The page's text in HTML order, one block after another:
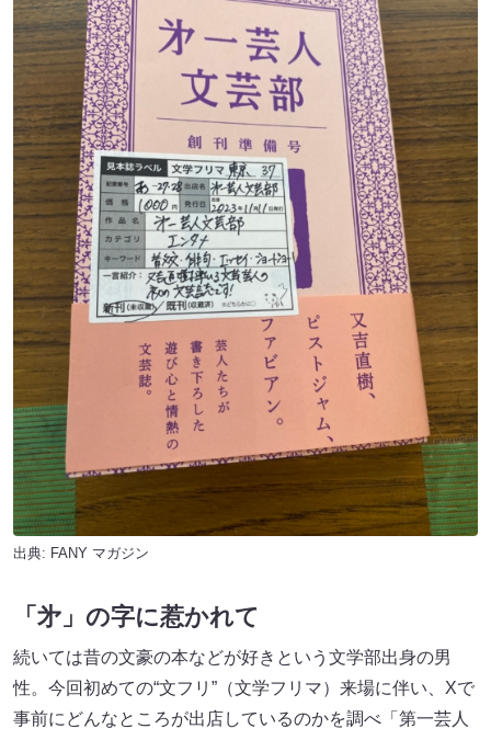
出典: FANY マガジン
「㐧」の字に惹かれて
続いては昔の文豪の本などが好きという文学部出身の男
性。今回初めての“文フリ”（文学フリマ）来場に伴い、Xで
事前にどんなところが出店しているのかを調べ「第一芸人